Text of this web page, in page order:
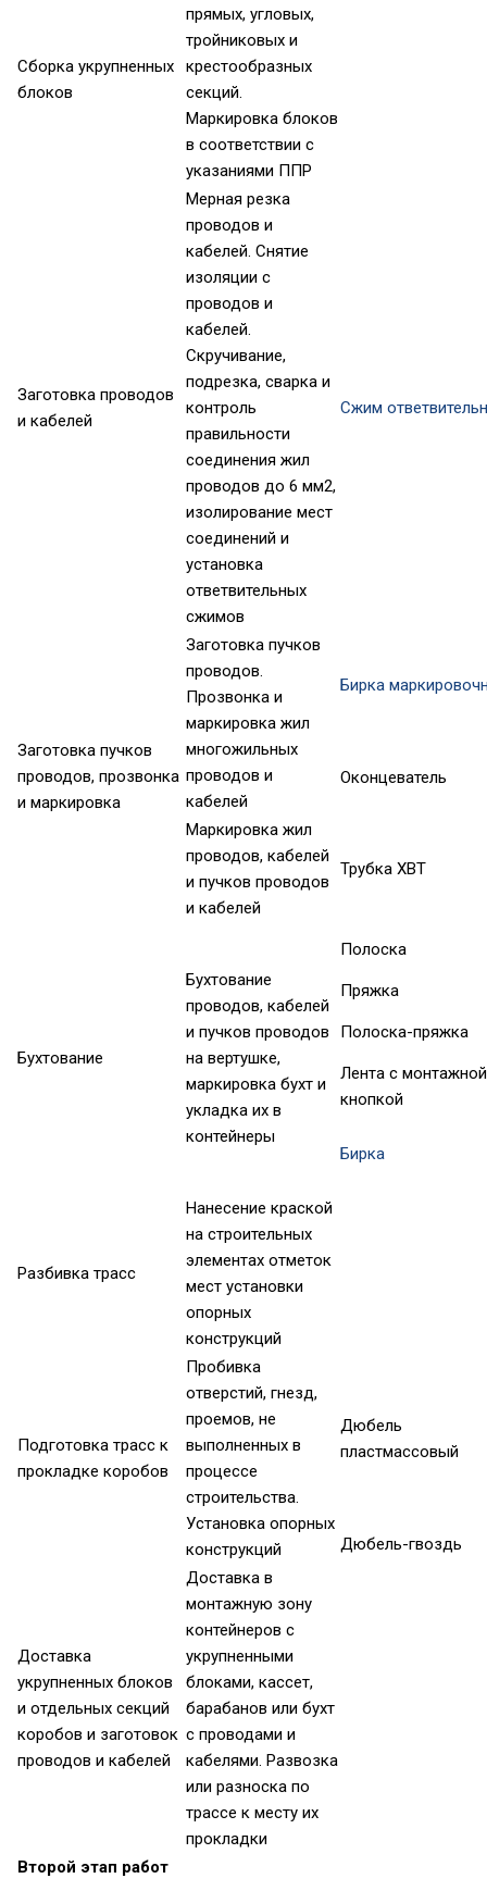
Сборка укрупненных
блоков
прямых, угловых,
тройниковых и
крестообразных
секций.
Маркировка блоков
в соответствии с
указаниями ППР
Заготовка проводов
и кабелей
Мерная резка
проводов и
кабелей. Снятие
изоляции с
проводов и
кабелей.
Скручивание,
подрезка, сварка и
контроль
правильности
соединения жил
проводов до 6 мм2,
изолирование мест
соединений и
установка
ответвительных
сжимов
Сжим
Заготовка пучков
проводов, прозвонка
и маркировка
Заготовка пучков
проводов.
Прозвонка и
маркировка жил
многожильных
проводов и
кабелей
Бирка
Оконцеватель
Маркировка жил
проводов, кабелей
и пучков проводов
и кабелей
Трубка ХВТ
Бухтование
Бухтование
проводов, кабелей
и пучков проводов
на вертушке,
маркировка бухт и
укладка их в
контейнеры
Полоска
Пряжка
Полоска-пряжка
Лента с монтажной
кнопкой
Бирка
Разбивка трасс
Нанесение краской
на строительных
элементах отметок
мест установки
опорных
конструкций
Подготовка трасс к
прокладке коробов
Пробивка
отверстий, гнезд,
проемов, не
выполненных в
процессе
строительства.
Установка опорных
конструкций
Дюбель
пластмассовый
Дюбель-гвоздь
Доставка
укрупненных блоков
и отдельных секций
коробов и заготовок
проводов и кабелей
Доставка в
монтажную зону
контейнеров с
укрупненными
блоками, кассет,
барабанов или бухт
с проводами и
кабелями. Развозка
или разноска по
трассе к месту их
прокладки
Второй этап работ